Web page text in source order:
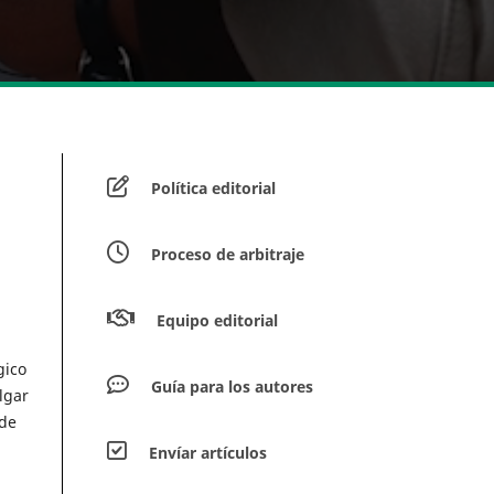
Política editorial
Proceso de arbitraje
Equipo editorial
Guía para los autores
Envíar artículos